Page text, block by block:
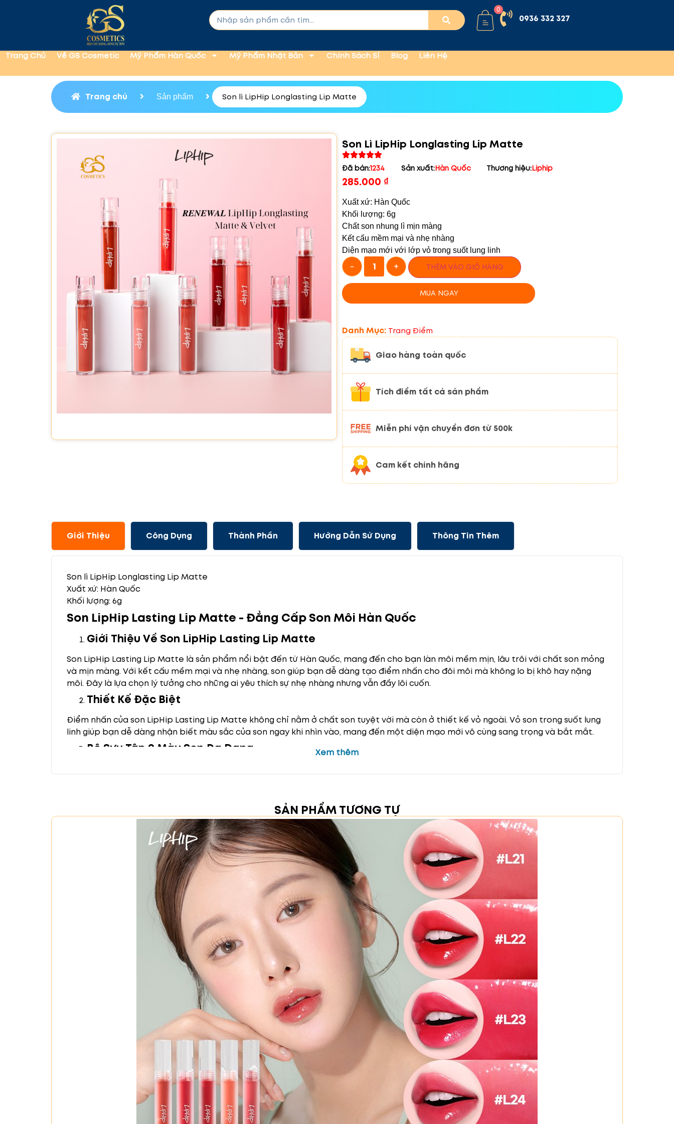
0
0936 332 327
Trang Chủ Về GS Cosmetic Mỹ Phẩm Hàn Quốc Mỹ Phẩm Nhật Bản Chính Sách Sỉ Blog Liên Hệ
Trang chủ Sản phẩm Son lì LipHip Longlasting Lip Matte
Son Lì LipHip Longlasting Lip Matte
Đã bán:1234 Sản xuất:Hàn Quốc Thương hiệu:Liphip
285.000 ₫
Xuất xứ: Hàn Quốc
Khối lượng: 6g
Chất son nhung lì mịn màng
Kết cấu mềm mại và nhẹ nhàng
Diện mạo mới với lớp vỏ trong suốt lung linh
- + THÊM VÀO GIỎ HÀNG
MUA NGAY
Danh Mục: Trang Điểm
Giao hàng toàn quốc
Tích điểm tất cả sản phẩm
Miễn phí vận chuyển đơn từ 500k
Cam kết chính hãng
Giới Thiệu Công Dụng Thành Phần Hướng Dẫn Sử Dụng Thông Tin Thêm
Son lì LipHip Longlasting Lip Matte
Xuất xứ: Hàn Quốc
Khối lượng: 6g
Son LipHip Lasting Lip Matte - Đẳng Cấp Son Môi Hàn Quốc
Giới Thiệu Về Son LipHip Lasting Lip Matte
Son LipHip Lasting Lip Matte là sản phẩm nổi bật đến từ Hàn Quốc, mang đến cho bạn làn môi mềm mịn, lâu trôi với chất son mỏng
và mịn màng. Với kết cấu mềm mại và nhẹ nhàng, son giúp bạn dễ dàng tạo điểm nhấn cho đôi môi mà không lo bị khô hay nặng
môi. Đây là lựa chọn lý tưởng cho những ai yêu thích sự nhẹ nhàng nhưng vẫn đầy lôi cuốn.
Thiết Kế Đặc Biệt
Điểm nhấn của son LipHip Lasting Lip Matte không chỉ nằm ở chất son tuyệt vời mà còn ở thiết kế vỏ ngoài. Vỏ son trong suốt lung
linh giúp bạn dễ dàng nhận biết màu sắc của son ngay khi nhìn vào, mang đến một diện mạo mới vô cùng sang trọng và bắt mắt.
Bộ Sưu Tập 9 Màu Son Đa Dạng
Chất son mịn màng, bền màu, không gây khô môi.
Thiết kế vỏ son đẹp, dễ dàng mang theo.
9 màu sắc đa dạng, phù hợp với nhiều tông da và phong cách trang điểm.
Xuất xứ từ Hàn Quốc, đảm bảo chất lượng vượt trội.
Son LipHip Lasting Lip Matte là lựa chọn hoàn hảo cho những ai tìm kiếm một thỏi son lâu trôi, dễ sử dụng và chất lượng cao. Hãy
thử ngay để cảm nhận sự khác biệt!
#01. Nudy kiss - Hồng Nude
Xem thêm
SẢN PHẨM TƯƠNG TỰ